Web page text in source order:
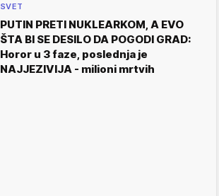
SVET
PUTIN PRETI NUKLEARKOM, A EVO
ŠTA BI SE DESILO DA POGODI GRAD:
Horor u 3 faze, poslednja je
NAJJEZIVIJA - milioni mrtvih